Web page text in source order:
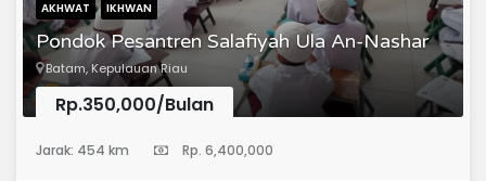
AKHWAT IKHWAN
Pondok Pesantren Salafiyah Ula An-Nashar
Batam, Kepulauan Riau
Rp.350,000/Bulan
Jarak: 454 km Rp. 6,400,000